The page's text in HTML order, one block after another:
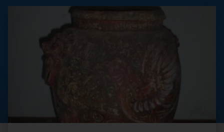
Museo della ceramica